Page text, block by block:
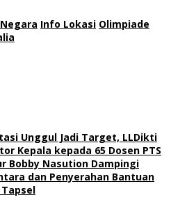
Info Lokasi Olimpiade
Unggul Jadi Target, LLDikti
Kepala kepada 65 Dosen PTS
Bobby Nasution Dampingi
dan Penyerahan Bantuan